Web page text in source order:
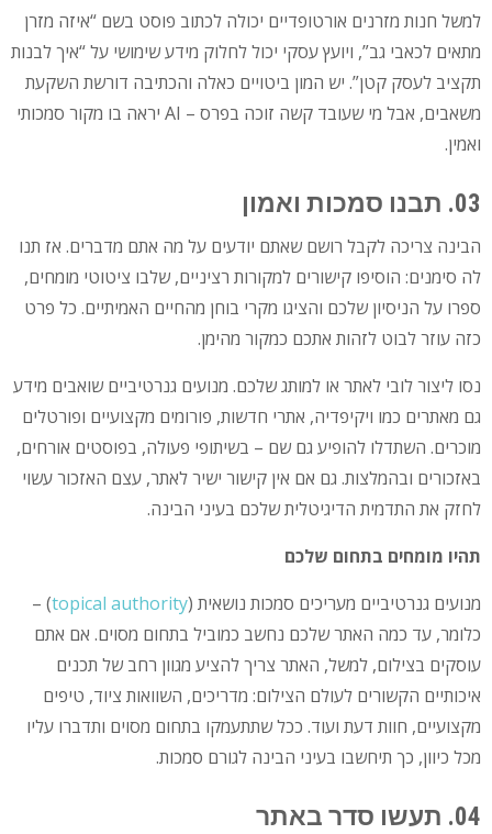
למשל חנות מזרנים אורטופדיים יכולה לכתוב פוסט בשם “איזה מזרן
מתאים לכאבי גב”, ויועץ עסקי יכול לחלוק מידע שימושי על “איך לבנות
תקציב לעסק קטן”. יש המון ביטויים כאלה והכתיבה דורשת השקעת
משאבים, אבל מי שעובד קשה זוכה בפרס – AI יראה בו מקור סמכותי
ואמין.
03. תבנו סמכות ואמון
הבינה צריכה לקבל רושם שאתם יודעים על מה אתם מדברים. אז תנו
לה סימנים: הוסיפו קישורים למקורות רציניים, שלבו ציטוטי מומחים,
ספרו על הניסיון שלכם והציגו מקרי בוחן מהחיים האמיתיים. כל פרט
כזה עוזר לבוט לזהות אתכם כמקור מהימן.
נסו ליצור לובי לאתר או למותג שלכם. מנועים גנרטיביים שואבים מידע
גם מאתרים כמו ויקיפדיה, אתרי חדשות, פורומים מקצועיים ופורטלים
מוכרים. השתדלו להופיע גם שם – בשיתופי פעולה, בפוסטים אורחים,
באזכורים ובהמלצות. גם אם אין קישור ישיר לאתר, עצם האזכור עשוי
לחזק את התדמית הדיגיטלית שלכם בעיני הבינה.
תהיו מומחים בתחום שלכם
מנועים גנרטיביים מעריכים סמכות נושאית (topical authority
) –
כלומר, עד כמה האתר שלכם נחשב כמוביל בתחום מסוים. אם אתם
עוסקים בצילום, למשל, האתר צריך להציע מגוון רחב של תכנים
איכותיים הקשורים לעולם הצילום: מדריכים, השוואות ציוד, טיפים
מקצועיים, חוות דעת ועוד. ככל שתתעמקו בתחום מסוים ותדברו עליו
מכל כיוון, כך תיחשבו בעיני הבינה לגורם סמכות.
04. תעשו סדר באתר